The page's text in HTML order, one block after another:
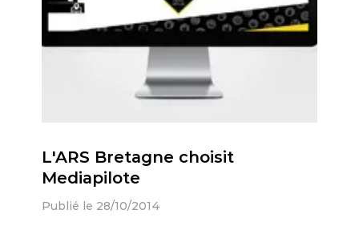
L'ARS Bretagne choisit
Mediapilote
Publié le 28/10/2014